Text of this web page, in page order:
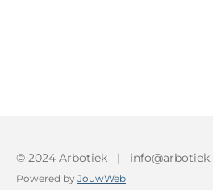
© 2024 Arbotiek |
Powered by JouwWeb